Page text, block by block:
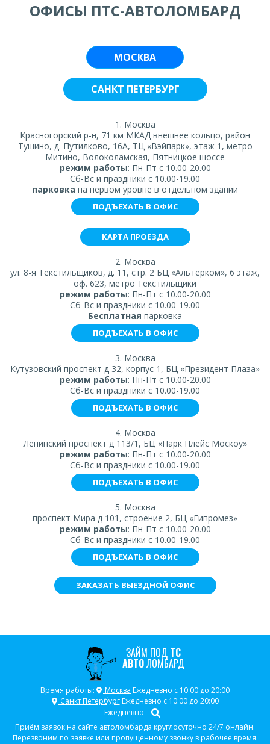
ОФИСЫ ПТС-АВТОЛОМБАРД
МОСКВА
САНКТ ПЕТЕРБУРГ
1. Москва
Красногорский р-н, 71 км МКАД внешнее кольцо, район
Тушино, д. Путилково, 16А, ТЦ «Вэйпарк», этаж 1, метро
Митино, Волоколамская, Пятницкое шоссе
режим работы: Пн-Пт с 10.00-20.00
Сб-Вс и праздники с 10.00-19.00
парковка на первом уровне в отдельном здании
ПОДЪЕХАТЬ В ОФИС
КАРТА ПРОЕЗДА
2. Москва
ул. 8-я Текстильщиков, д. 11, стр. 2 БЦ «Альтерком», 6 этаж,
оф. 623, метро Текстильщики
режим работы: Пн-Пт с 10.00-20.00
Сб-Вс и праздники с 10.00-19.00
Бесплатная парковка
ПОДЪЕХАТЬ В ОФИС
3. Москва
Кутузовский проспект д 32, корпус 1, БЦ «Президент Плаза»
режим работы: Пн-Пт с 10.00-20.00
Сб-Вс и праздники с 10.00-19.00
ПОДЪЕХАТЬ В ОФИС
4. Москва
Ленинский проспект д 113/1, БЦ «Парк Плейс Москоу»
режим работы: Пн-Пт с 10.00-20.00
Сб-Вс и праздники с 10.00-19.00
ПОДЪЕХАТЬ В ОФИС
5. Москва
проспект Мира д 101, строение 2, БЦ «Гипромез»
режим работы: Пн-Пт с 10.00-20.00
Сб-Вс и праздники с 10.00-19.00
ПОДЪЕХАТЬ В ОФИС
ЗАКАЗАТЬ ВЫЕЗДНОЙ ОФИС
ЗАЙМ ПОД ТС
АВТОЛОМБАРД
Время работы: Москва Ежедневно с 10:00 до 20:00
Санкт ПетербургЕжедневно с 10:00 до 20:00
Ежедневно
Приём заявок на сайте автоломбарда круглосуточно 24/7 онлайн.
Перезвоним по заявке или пропущенному звонку в рабочее время.